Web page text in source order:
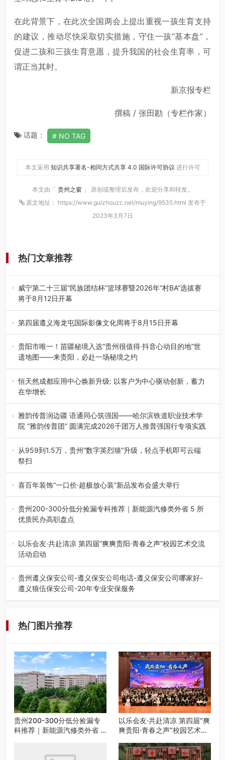
在此背景下，在此次全国两会上提出重视一孩生育支持
的建议，推动尽快采取切实措施，守住一孩“基本盘”，
促进二孩和三孩生育意愿，提升我国的社会生育率，可
谓正当其时。
新京报专栏
撰稿 / 张田勘（专栏作家）
话题： NO TAG
本文采用 知识共享署名-相同方式共享 4.0 国际许可协议 进行许可
本文由「 贵州之窗 」 原创或整理后发布，欢迎分享和转发。
原文地址： https://www.guizhouzc.net/muying/9535.html 发布于
2023年3月7日
热门文章推荐
威宁第二十三届“民族团结杯”篮球赛暨2026年“村BA”选拔赛
将于8月12日开幕
8月7日，威宁彝族回族苗族自治县第二十三届“民族团结
杯”篮球赛暨2026年“村B…
第四届遵义海龙屯国际影像文化周将于8月15日开幕
8月7日，第四届遵义海龙屯国际影像文化周媒体通气会在世
界文化遗产地海龙屯核心景区…
贵阳市唯一！苗疆秘境入选“贵州很值得·抖音心动目的地”世
遗地图——来贵阳，必赴一场秘境之约
2026年7月21日，2026年“贵州很值得”暨抖音“心动目的
地”（贵州站）主题…
恒天然成都应用中心焕新升级: 以客户为中心驱动创新，蓄力
在华增长
融合全球研发实力与本土洞察，深化客户共创，赋能西南市
场创新发展 （7月27日，成…
雅韵传普润边疆 语通同心筑强国——哈尔滨铁道职业技术学
院 “雅韵传普团” 圆满完成2026千团万人推普强国行专项实践
为扎实推进2026“千团万人推普强国行”大学生暑期社会实
践，牢牢紧扣 “雅韵传普…
从959到1.5万，贵州“数字英烈墙”升级，轻点手机即可云端
祭扫
八一建军节到来之际，由贵州省退役军人事务厅指导，贵阳
市退役军人事务局联合贵州广电…
喜百年装饰“一口价·超极放心装”新品发布会盛大举行
2026年7月31日，喜百年装饰“一口价·超极放心装”新品发布
会在贵阳隆重举行。…
贵州200-300分低分捡漏专科推荐｜新能源汽修类外省 5 所
优质民办高职盘点
在贵州省高考志愿填报体系中，200至300分数段考生可选择
的省内工科、新能源汽车…
以乐会友·共赴清凉 第四届“爽爽贵阳·青春之声”校园艺术交流
活动启动
七月的贵阳，清风送爽，第四届“爽爽贵阳·青春之声”校园管
弦乐（合唱）艺术交流活动…
贵州遵义保安公司-遵义保安公司电话-遵义保安公司哪家好-
遵义狼伍保安公司-20年专业安保服务
热门图片推荐
贵州200-300分低分捡漏专
科推荐｜新能源汽修类外省 5
以乐会友·共赴清凉 第四届“爽
爽贵阳·青春之声”校园艺术交